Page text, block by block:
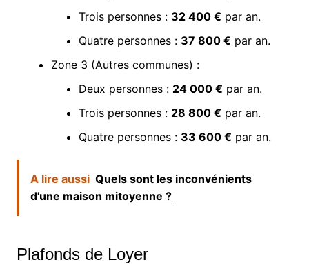
Trois personnes : 32 400 € par an.
Quatre personnes : 37 800 € par an.
Zone 3 (Autres communes) :
Deux personnes : 24 000 € par an.
Trois personnes : 28 800 € par an.
Quatre personnes : 33 600 € par an.
A lire aussi Quels sont les inconvénients
d'une maison mitoyenne ?
Plafonds de Loyer